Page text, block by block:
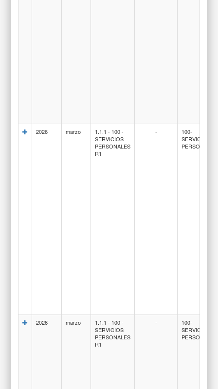
2026 marzo
1.1.1 - 100 -
SERVICIOS
PERSONALES
R1
-
100-
SERVICIOS
PERSONALES
2026 marzo
1.1.1 - 100 -
SERVICIOS
PERSONALES
R1
-
100-
SERVICIOS
PERSONALES